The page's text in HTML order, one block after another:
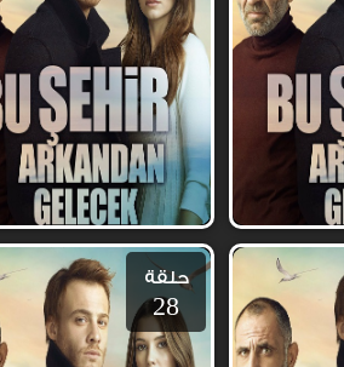
حلقة
28